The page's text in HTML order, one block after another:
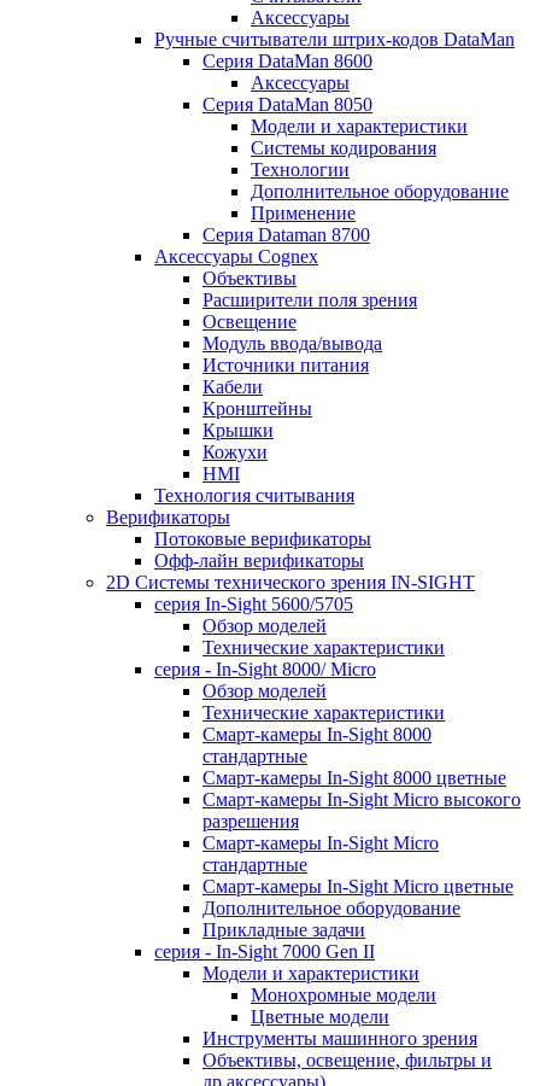
Аксессуары
Ручные считыватели штрих-кодов DataMan
Серия DataMan 8600
Аксессуары
Серия DataMan 8050
Модели и характеристики
Системы кодирования
Технологии
Дополнительное оборудование
Применение
Серия Dataman 8700
Аксессуары Cognex
Объективы
Расширители поля зрения
Освещение
Модуль ввода/вывода
Источники питания
Кабели
Кронштейны
Крышки
Кожухи
HMI
Технология считывания
Верификаторы
Потоковые верификаторы
Офф-лайн верификаторы
2D Системы технического зрения IN-SIGHT
серия In-Sight 5600/5705
Обзор моделей
Технические характеристики
серия - In-Sight 8000/ Micro
Обзор моделей
Технические характеристики
Смарт-камеры In-Sight 8000
стандартные
Смарт-камеры In-Sight 8000 цветные
Смарт-камеры In-Sight Micro высокого
разрешения
Cмарт-камеры In-Sight Micro
cтандартные
Cмарт-камеры In-Sight Micro цветные
Дополнительное оборудование
Прикладные задачи
cерия - In-Sight 7000 Gen II
Модели и характеристики
Монохромные модели
Цветные модели
Инструменты машинного зрения
Объективы, освещение, фильтры и
др.аксессуары)